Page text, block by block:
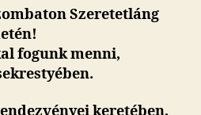
Szeretetláng
fogunk menni,